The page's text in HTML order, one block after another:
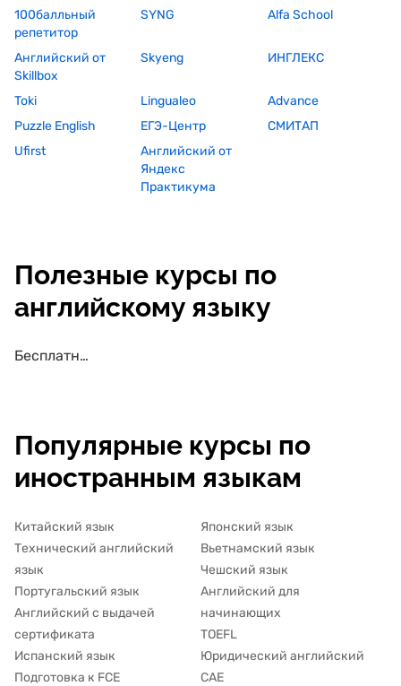
100балльный
репетитор
SYNG Alfa School
Английский от
Skillbox
Skyeng ИНГЛЕКС
Toki Lingualeo
Advance
Puzzle English
ЕГЭ-Центр
СМИТАП
Ufirst
Английский от
Яндекс
Практикума
Полезные курсы по
английскому языку
Бесплатные курсы по английскому языку
Популярные курсы по
иностранным языкам
Китайский язык
Технический английский
язык
Португальский язык
Английский с выдачей
сертификата
Испанский язык
Подготовка к FCE
Японский язык
Вьетнамский язык
Чешский язык
Английский для
начинающих
TOEFL
Юридический английский
CAE